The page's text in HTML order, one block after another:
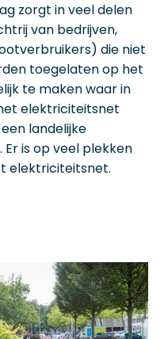
zorgt in veel delen
van bedrijven,
die niet
toegelaten op het
te maken waar in
elektriciteitsnet
landelijke
is op veel plekken
elektriciteitsnet.